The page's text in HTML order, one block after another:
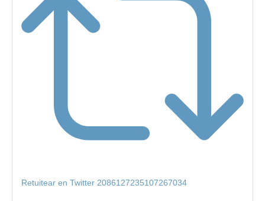
Retuitear en Twitter 2086127235107267034